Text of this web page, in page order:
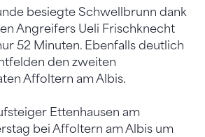
besiegte Schwellbrunn dank
Angreifers Ueli Frischknecht
52 Minuten. Ebenfalls deutlich
den zweiten
Affoltern am Albis.
Ettenhausen am
bei Affoltern am Albis um